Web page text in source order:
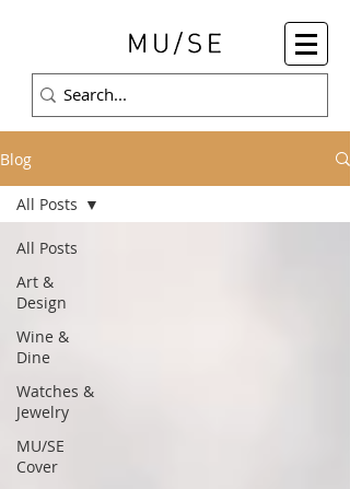
Blog
All Posts
Art &
Design
Wine &
Dine
Watches &
Jewelry
MU/SE
Cover
All Posts